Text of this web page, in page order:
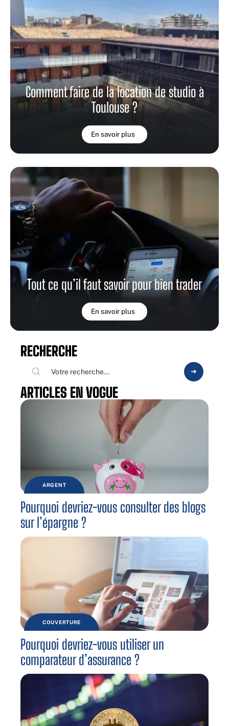
Comment faire de la location de studio à
Toulouse ?
En savoir plus
Tout ce qu’il faut savoir pour bien trader
En savoir plus
RECHERCHE
ARTICLES EN VOGUE
ARGENT
Pourquoi devriez-vous consulter des blogs
sur l’épargne ?
COUVERTURE
Pourquoi devriez-vous utiliser un
comparateur d’assurance ?